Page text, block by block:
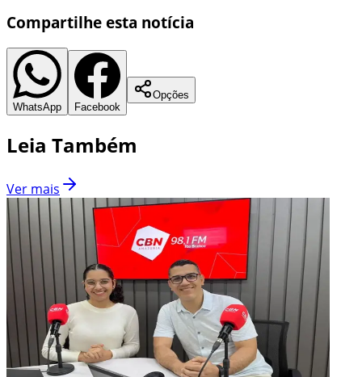
Compartilhe esta notícia
WhatsApp Facebook
Opções
Leia Também
Ver mais